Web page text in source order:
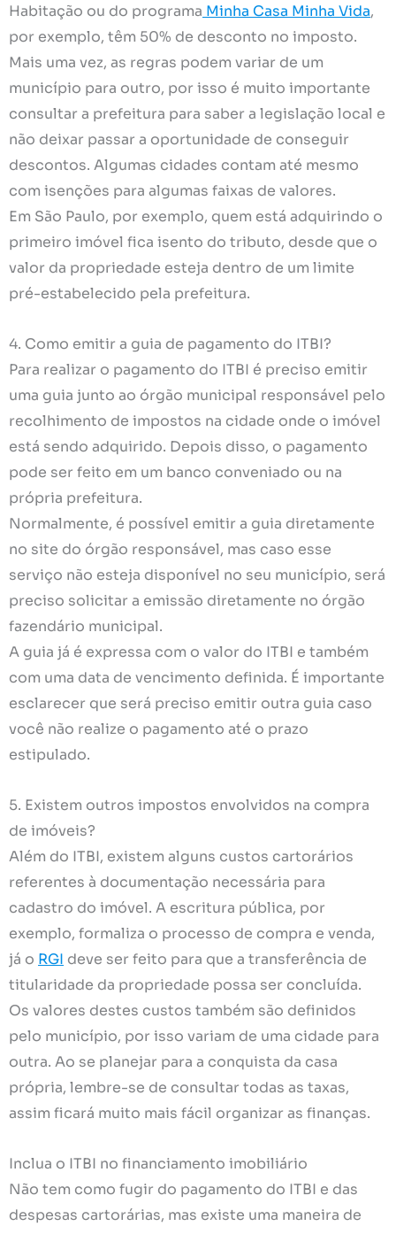
Habitação ou do programa Minha Casa Minha Vida,
por exemplo, têm 50% de desconto no imposto.
Mais uma vez, as regras podem variar de um
município para outro, por isso é muito importante
consultar a prefeitura para saber a legislação local e
não deixar passar a oportunidade de conseguir
descontos. Algumas cidades contam até mesmo
com isenções para algumas faixas de valores.
Em São Paulo, por exemplo, quem está adquirindo o
primeiro imóvel fica isento do tributo, desde que o
valor da propriedade esteja dentro de um limite
pré-estabelecido pela prefeitura.
4. Como emitir a guia de pagamento do ITBI?
Para realizar o pagamento do ITBI é preciso emitir
uma guia junto ao órgão municipal responsável pelo
recolhimento de impostos na cidade onde o imóvel
está sendo adquirido. Depois disso, o pagamento
pode ser feito em um banco conveniado ou na
própria prefeitura.
Normalmente, é possível emitir a guia diretamente
no site do órgão responsável, mas caso esse
serviço não esteja disponível no seu município, será
preciso solicitar a emissão diretamente no órgão
fazendário municipal.
A guia já é expressa com o valor do ITBI e também
com uma data de vencimento definida. É importante
esclarecer que será preciso emitir outra guia caso
você não realize o pagamento até o prazo
estipulado.
5. Existem outros impostos envolvidos na compra
de imóveis?
Além do ITBI, existem alguns custos cartorários
referentes à documentação necessária para
cadastro do imóvel. A escritura pública, por
exemplo, formaliza o processo de compra e venda,
já o RGI deve ser feito para que a transferência de
titularidade da propriedade possa ser concluída.
Os valores destes custos também são definidos
pelo município, por isso variam de uma cidade para
outra. Ao se planejar para a conquista da casa
própria, lembre-se de consultar todas as taxas,
assim ficará muito mais fácil organizar as finanças.
Inclua o ITBI no financiamento imobiliário
Não tem como fugir do pagamento do ITBI e das
despesas cartorárias, mas existe uma maneira de